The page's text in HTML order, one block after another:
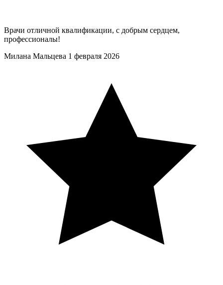
Врачи отличной квалификации, с добрым сердцем,
профессионалы!
Милана Мальцева 1 февраля 2026